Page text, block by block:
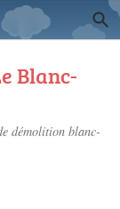
Blanc-
démolition blanc-